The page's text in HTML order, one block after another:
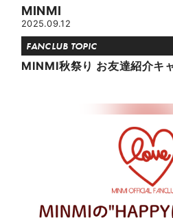
MINMI
2025.09.12
FANCLUB TOPIC
MINMI秋祭り お友達紹介キ